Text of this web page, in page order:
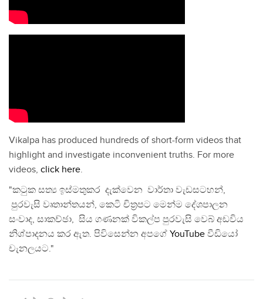
Vikalpa has produced hundreds of short-form videos that
highlight and investigate inconvenient truths. For more
videos, click here.
"කටුක සත්‍ය ඉස්මතුකර දැක්වෙන වාර්තා වැඩසටහන්,
පුරවැසි වෘතාන්තයන්, කෙටි චිත්‍රපට මෙන්ම දේශපාලන
සංවාද, සාකච්ඡා, සිය ගණනක් විකල්ප පුරවැසි වෙබ් අඩවිය
නිශ්පාදනය කර ඇත. පිවිසෙන්න අපගේ YouTube වීඩියෝ
චැනලයට."